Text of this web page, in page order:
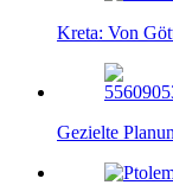
Kreta: Von
Gezielte